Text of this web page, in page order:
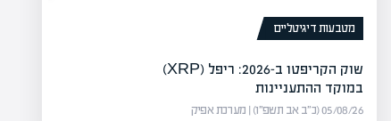
רקע…
מטבעות דיגיטליים
שוק הקריפטו ב-2026: ריפל (XRP)
במוקד ההתעניינות
05/08/26 (כ״ב אב תשפ״ו) | מערכת אפיק